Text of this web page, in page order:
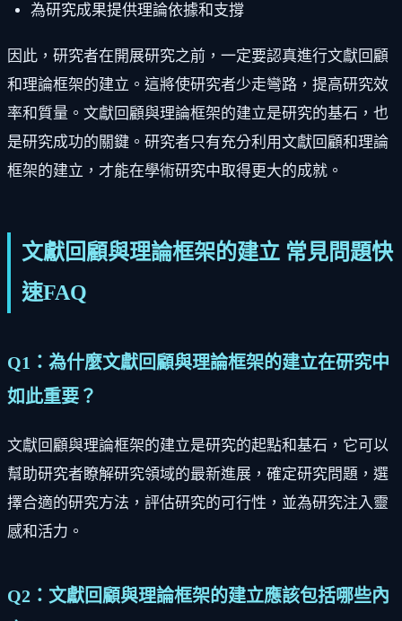
為研究成果提供理論依據和支撐
因此，研究者在開展研究之前，一定要認真進行文獻回顧
和理論框架的建立。這將使研究者少走彎路，提高研究效
率和質量。文獻回顧與理論框架的建立是研究的基石，也
是研究成功的關鍵。研究者只有充分利用文獻回顧和理論
框架的建立，才能在學術研究中取得更大的成就。
文獻回顧與理論框架的建立 常見問題快
速FAQ
Q1：為什麼文獻回顧與理論框架的建立在研究中
如此重要？
文獻回顧與理論框架的建立是研究的起點和基石，它可以
幫助研究者瞭解研究領域的最新進展，確定研究問題，選
擇合適的研究方法，評估研究的可行性，並為研究注入靈
感和活力。
Q2：文獻回顧與理論框架的建立應該包括哪些內